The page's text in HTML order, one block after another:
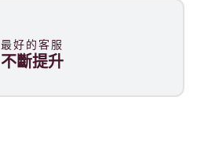
最好的客服
不斷提升